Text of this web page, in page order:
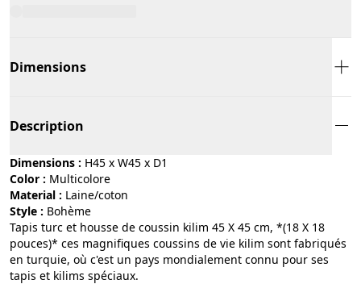
Dimensions
Description
Dimensions : H45 x W45 x D1
Color :
multicolore
Material :
laine/coton
Style :
bohème
Tapis turc et housse de coussin kilim 45 X 45 cm, *(18 X 18
pouces)* ces magnifiques coussins de vie kilim sont fabriqués
en turquie, où c'est un pays mondialement connu pour ses
tapis et kilims spéciaux.